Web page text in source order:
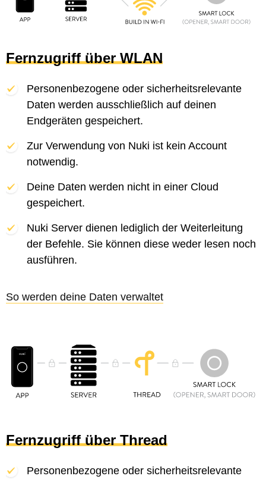
Fernzugriff über WLAN
Personenbezogene oder sicherheitsrelevante
Daten werden ausschließlich auf deinen
Endgeräten gespeichert.
Zur Verwendung von Nuki ist kein Account
notwendig.
Deine Daten werden nicht in einer Cloud
gespeichert.
Nuki Server dienen lediglich der Weiterleitung
der Befehle. Sie können diese weder lesen noch
ausführen.
So werden deine Daten verwaltet
Fernzugriff über Thread
Personenbezogene oder sicherheitsrelevante